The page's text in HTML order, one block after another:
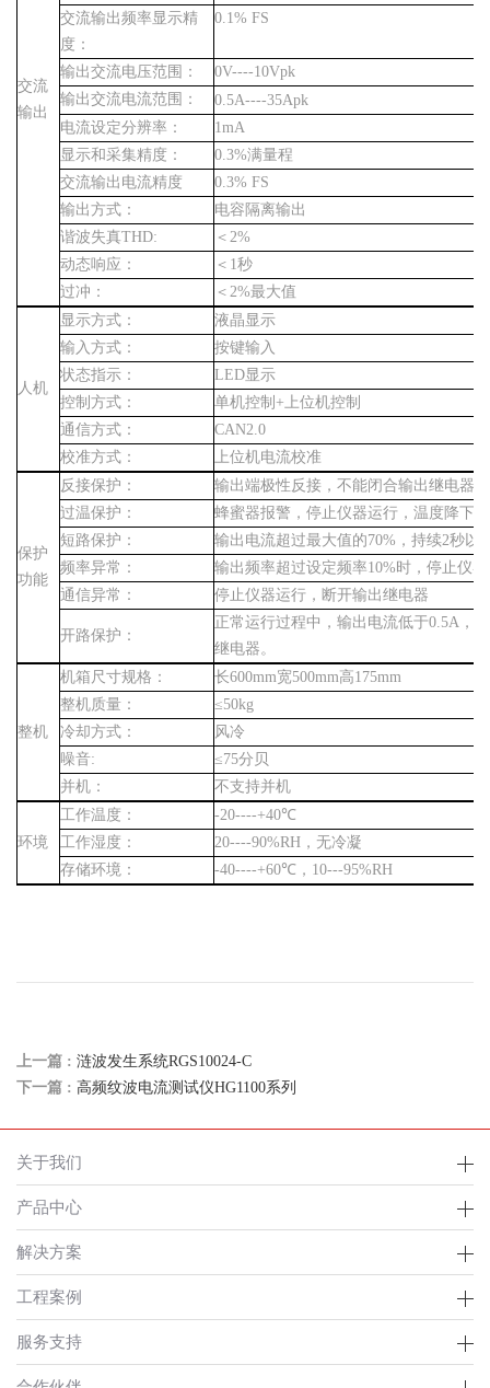
交流
输出
交流输出频率显示精
度：
0.1% FS
输出交流电压范围：
0V----10Vpk
输出交流电流范围：
0.5A----35Apk
电流设定分辨率：
1mA
显示和采集精度：
0.3%满量程
交流输出电流精度
0.3% FS
输出方式：
电容隔离输出
谐波失真THD: ＜ 2%
动态响应：
＜ 1秒
过冲：
＜ 2%最大值
人机
显示方式：
液晶显示
输入方式：
按键输入
状态指示：
LED显示
控制方式：
单机控制 +上位机控制
通信方式：
CAN2.0
校准方式：
上位机电流校准
保护
功能
反接保护：
输出端极性反接，不能闭合输出继电器。
过温保护：
蜂蜜器报警，停止仪器运行，温度降下
短路保护：
输出电流超过最大值的70% ，持续2秒以
频率异常：
输出频率超过设定频率10%时，停止仪
通信异常：
停止仪器运行，断开输出继电器
开路保护：
正常运行过程中，输出电流低于0.5A ，
继电器。
整机
机箱尺寸规格： 长600mm宽500mm高175mm
整机质量：
≤50kg
冷却方式：
风冷
噪音: ≤75分贝
并机：
不支持并机
环境
工作温度： -20----+40℃
工作湿度：
20----90%RH ，无冷凝
存储环境：
-40----+60℃， 10---95%RH
上一篇 : 涟波发生系统RGS10024-C
下一篇 : 高频纹波电流测试仪HG1100系列
关于我们
产品中心
解决方案
工程案例
服务支持